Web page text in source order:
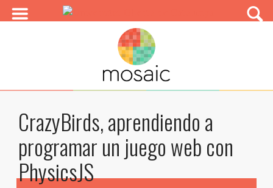
CrazyBirds, aprendiendo a
programar un juego web con
PhysicsJS